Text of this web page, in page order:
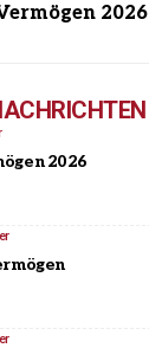
2026
2026